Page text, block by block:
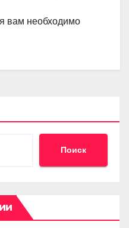
вам необходимо
Поиск